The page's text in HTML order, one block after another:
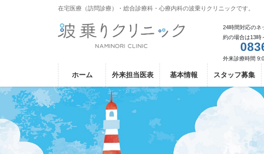
動
に
在宅医療（訪問診療）・総合診療科・心療内科の波乗りクリニックです。
24時間対応のネ
約の場合は13時
外来診療時間
ホーム 外来担当医表 基本情報 スタッフ募集